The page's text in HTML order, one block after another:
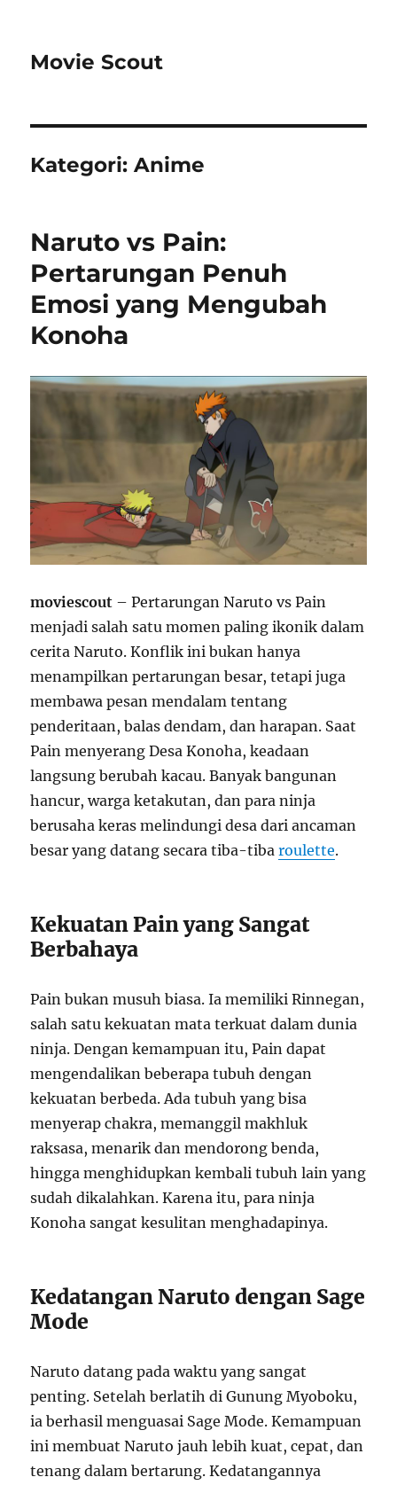
Movie Scout
Kategori:Anime
Naruto vs Pain:
Pertarungan Penuh
Emosi yang Mengubah
Konoha
moviescout – Pertarungan Naruto vs Pain
menjadi salah satu momen paling ikonik dalam
cerita Naruto. Konflik ini bukan hanya
menampilkan pertarungan besar, tetapi juga
membawa pesan mendalam tentang
penderitaan, balas dendam, dan harapan. Saat
Pain menyerang Desa Konoha, keadaan
langsung berubah kacau. Banyak bangunan
hancur, warga ketakutan, dan para ninja
berusaha keras melindungi desa dari ancaman
besar yang datang secara tiba-tibaroulette.
Kekuatan Pain yang Sangat
Berbahaya
Pain bukan musuh biasa. Ia memiliki Rinnegan,
salah satu kekuatan mata terkuat dalam dunia
ninja. Dengan kemampuan itu, Pain dapat
mengendalikan beberapa tubuh dengan
kekuatan berbeda. Ada tubuh yang bisa
menyerap chakra, memanggil makhluk
raksasa, menarik dan mendorong benda,
hingga menghidupkan kembali tubuh lain yang
sudah dikalahkan. Karena itu, para ninja
Konoha sangat kesulitan menghadapinya.
Kedatangan Naruto dengan Sage
Mode
Naruto datang pada waktu yang sangat
penting. Setelah berlatih di Gunung Myoboku,
ia berhasil menguasai Sage Mode. Kemampuan
ini membuat Naruto jauh lebih kuat, cepat, dan
tenang dalam bertarung. Kedatangannya